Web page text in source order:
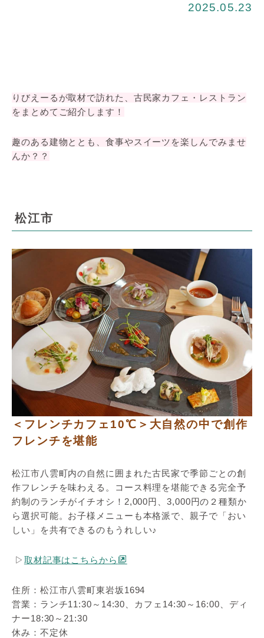
2025.05.23
りびえーるが取材で訪れた、古民家カフェ・レストラン
をまとめてご紹介します！
趣のある建物ととも、食事やスイーツを楽しんでみませ
んか？？
松江市
＜フレンチカフェ10℃＞大自然の中で創作
フレンチを堪能
松江市八雲町内の自然に囲まれた古民家で季節ごとの創
作フレンチを味わえる。コース料理を堪能できる完全予
約制のランチがイチオシ！2,000円、3,000円の２種類か
ら選択可能。お子様メニューも本格派で、親子で「おい
しい」を共有できるのもうれしい♪
▷ 取材記事はこちらから
住所：松江市八雲町東岩坂1694
営業：ランチ11:30～14:30、カフェ14:30～16:00、ディ
ナー18:30～21:30
休み：不定休